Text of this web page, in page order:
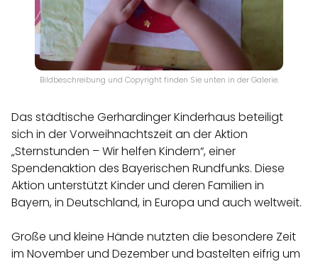
Bildbeschreibung und Copyright finden Sie unten in der Galerie.
Das städtische Gerhardinger Kinderhaus beteiligt
sich in der Vorweihnachtszeit an der Aktion
„Sternstunden – Wir helfen Kindern“, einer
Spendenaktion des Bayerischen Rundfunks. Diese
Aktion unterstützt Kinder und deren Familien in
Bayern, in Deutschland, in Europa und auch weltweit.
Große und kleine Hände nutzten die besondere Zeit
im November und Dezember und bastelten eifrig um